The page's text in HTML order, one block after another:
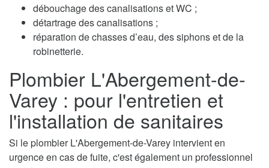
débouchage des canalisations et WC ;
détartrage des canalisations ;
réparation de chasses d’eau, des siphons et de la
robinetterie.
Plombier L'Abergement-de-
Varey : pour l'entretien et
l'installation de sanitaires
Si le plombier L'Abergement-de-Varey intervient en
urgence en cas de fuite, c'est également un professionnel